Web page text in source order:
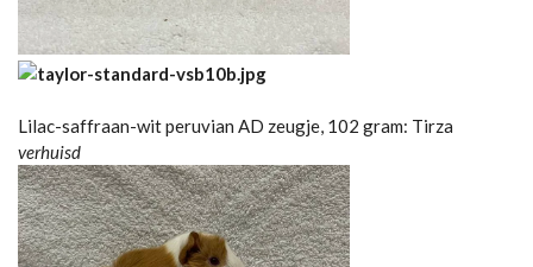
Lilac-saffraan-wit peruvian AD zeugje, 102 gram: Tirza
verhuisd